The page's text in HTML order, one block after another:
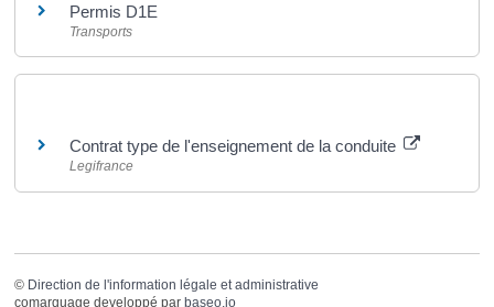
Permis D1E
Transports
Contrat type de l'enseignement de la conduite
Legifrance
© Direction de l'information légale et administrative
comarquage developpé par baseo.io